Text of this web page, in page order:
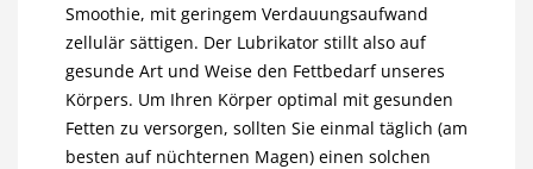
Smoothie, mit geringem Verdauungsaufwand
zellulär sättigen. Der Lubrikator stillt also auf
gesunde Art und Weise den Fettbedarf unseres
Körpers. Um Ihren Körper optimal mit gesunden
Fetten zu versorgen, sollten Sie einmal täglich (am
besten auf nüchternen Magen) einen solchen